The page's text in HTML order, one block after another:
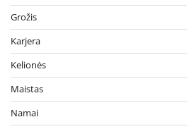
Grožis
Karjera
Kelionės
Maistas
Namai